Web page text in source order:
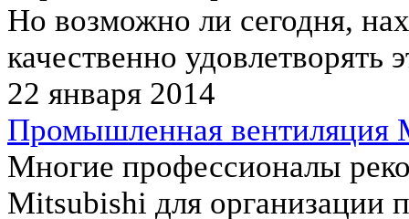
Но возможно ли сегодня,
качественно удовлетворять
22 января 2014
Промышленная вентиляция
Многие профессионалы
Mitsubishi для организации